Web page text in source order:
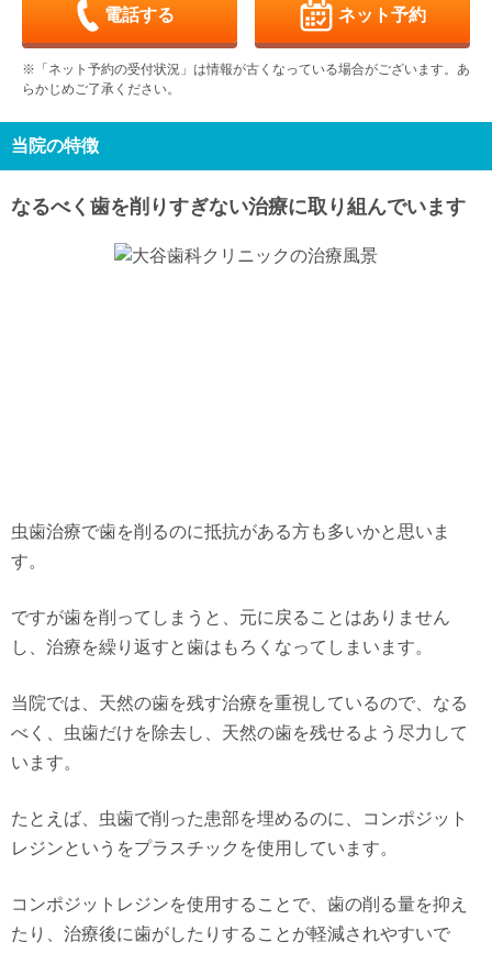
- -
- - 休
金
- - 休
月
9/21
休
火
9/22
9/23
9/24
9/25
9/26
9/27
- - -
電話する ネット予約
※「ネット予約の受付状況」は情報が古くなっている場合がございます。あ
らかじめご了承ください。
当院の特徴
なるべく歯を削りすぎない治療に取り組んでいます
虫歯治療で歯を削るのに抵抗がある方も多いかと思いま
す。
ですが歯を削ってしまうと、元に戻ることはありません
し、治療を繰り返すと歯はもろくなってしまいます。
当院では、天然の歯を残す治療を重視しているので、なる
べく、虫歯だけを除去し、天然の歯を残せるよう尽力して
います。
たとえば、虫歯で削った患部を埋めるのに、コンポジット
レジンというをプラスチックを使用しています。
コンポジットレジンを使用することで、歯の削る量を抑え
たり、治療後に歯がしたりすることが軽減されやすいで